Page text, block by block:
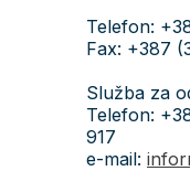
Telefon:
Fax: +387
Služba za
Telefon:
917
e-mail: